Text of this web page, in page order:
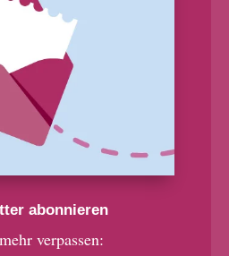
abonnieren
verpassen: